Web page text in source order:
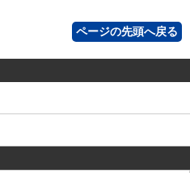
ページの先頭へ戻る